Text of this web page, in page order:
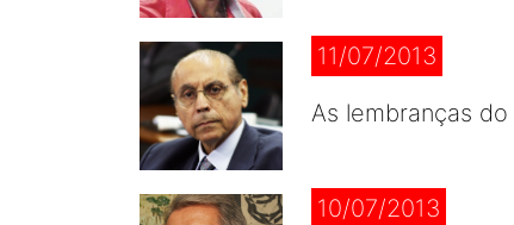
11/07/2013
As lembranças
10/07/2013